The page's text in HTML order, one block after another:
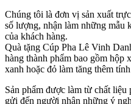
Chúng tôi là đơn vị sản xuất
số lượng, nhận làm những mẫu
của khách hàng.
Quà tặng Cúp Pha Lê Vinh
hàng thành phẩm bao gồm
xanh hoặc đỏ làm tăng thêm
Sản phẩm được làm từ chất liệu
gửi đến người nhận những ý